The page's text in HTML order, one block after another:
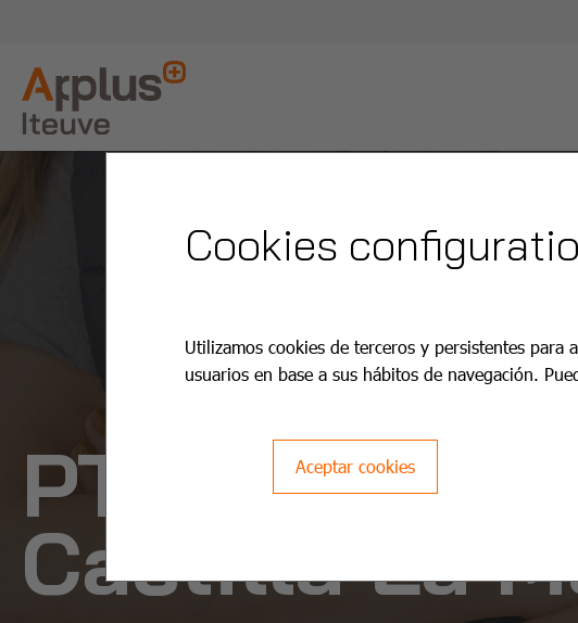
PTI Price
Castilla La
Cookies
Utilizamos cookies de terceros y persistentes
usuarios en base a sus hábitos de navegación.
Aceptar cookies